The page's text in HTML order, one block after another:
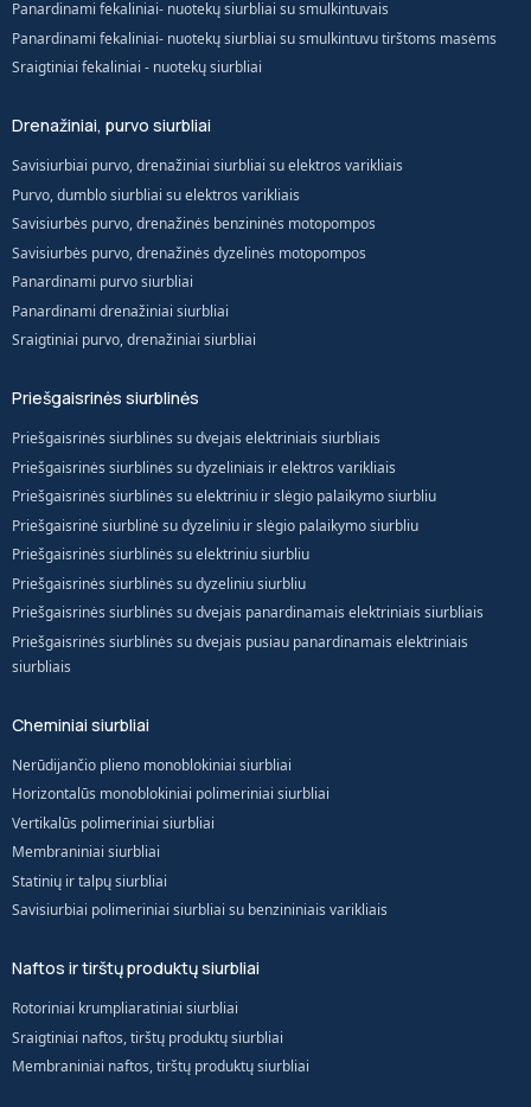
Panardinami fekaliniai- nuotekų siurbliai su smulkintuvais
Panardinami fekaliniai- nuotekų siurbliai su smulkintuvu tirštoms masėms
Sraigtiniai fekaliniai - nuotekų siurbliai
Drenažiniai, purvo siurbliai
Savisiurbiai purvo, drenažiniai siurbliai su elektros varikliais
Purvo, dumblo siurbliai su elektros varikliais
Savisiurbės purvo, drenažinės benzininės motopompos
Savisiurbės purvo, drenažinės dyzelinės motopompos
Panardinami purvo siurbliai
Panardinami drenažiniai siurbliai
Sraigtiniai purvo, drenažiniai siurbliai
Priešgaisrinės siurblinės
Priešgaisrinės siurblinės su dvejais elektriniais siurbliais
Priešgaisrinės siurblinės su dyzeliniais ir elektros varikliais
Priešgaisrinės siurblinės su elektriniu ir slėgio palaikymo siurbliu
Priešgaisrinė siurblinė su dyzeliniu ir slėgio palaikymo siurbliu
Priešgaisrinės siurblinės su elektriniu siurbliu
Priešgaisrinės siurblinės su dyzeliniu siurbliu
Priešgaisrinės siurblinės su dvejais panardinamais elektriniais siurbliais
Priešgaisrinės siurblinės su dvejais pusiau panardinamais elektriniais
siurbliais
Cheminiai siurbliai
Nerūdijančio plieno monoblokiniai siurbliai
Horizontalūs monoblokiniai polimeriniai siurbliai
Vertikalūs polimeriniai siurbliai
Membraniniai siurbliai
Statinių ir talpų siurbliai
Savisiurbiai polimeriniai siurbliai su benzininiais varikliais
Naftos ir tirštų produktų siurbliai
Rotoriniai krumpliaratiniai siurbliai
Sraigtiniai naftos, tirštų produktų siurbliai
Membraniniai naftos, tirštų produktų siurbliai